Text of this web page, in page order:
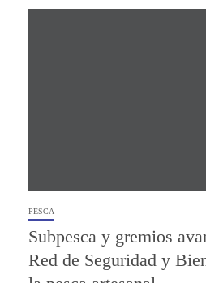
PESCA
Subpesca y gremios
Red de Seguridad y